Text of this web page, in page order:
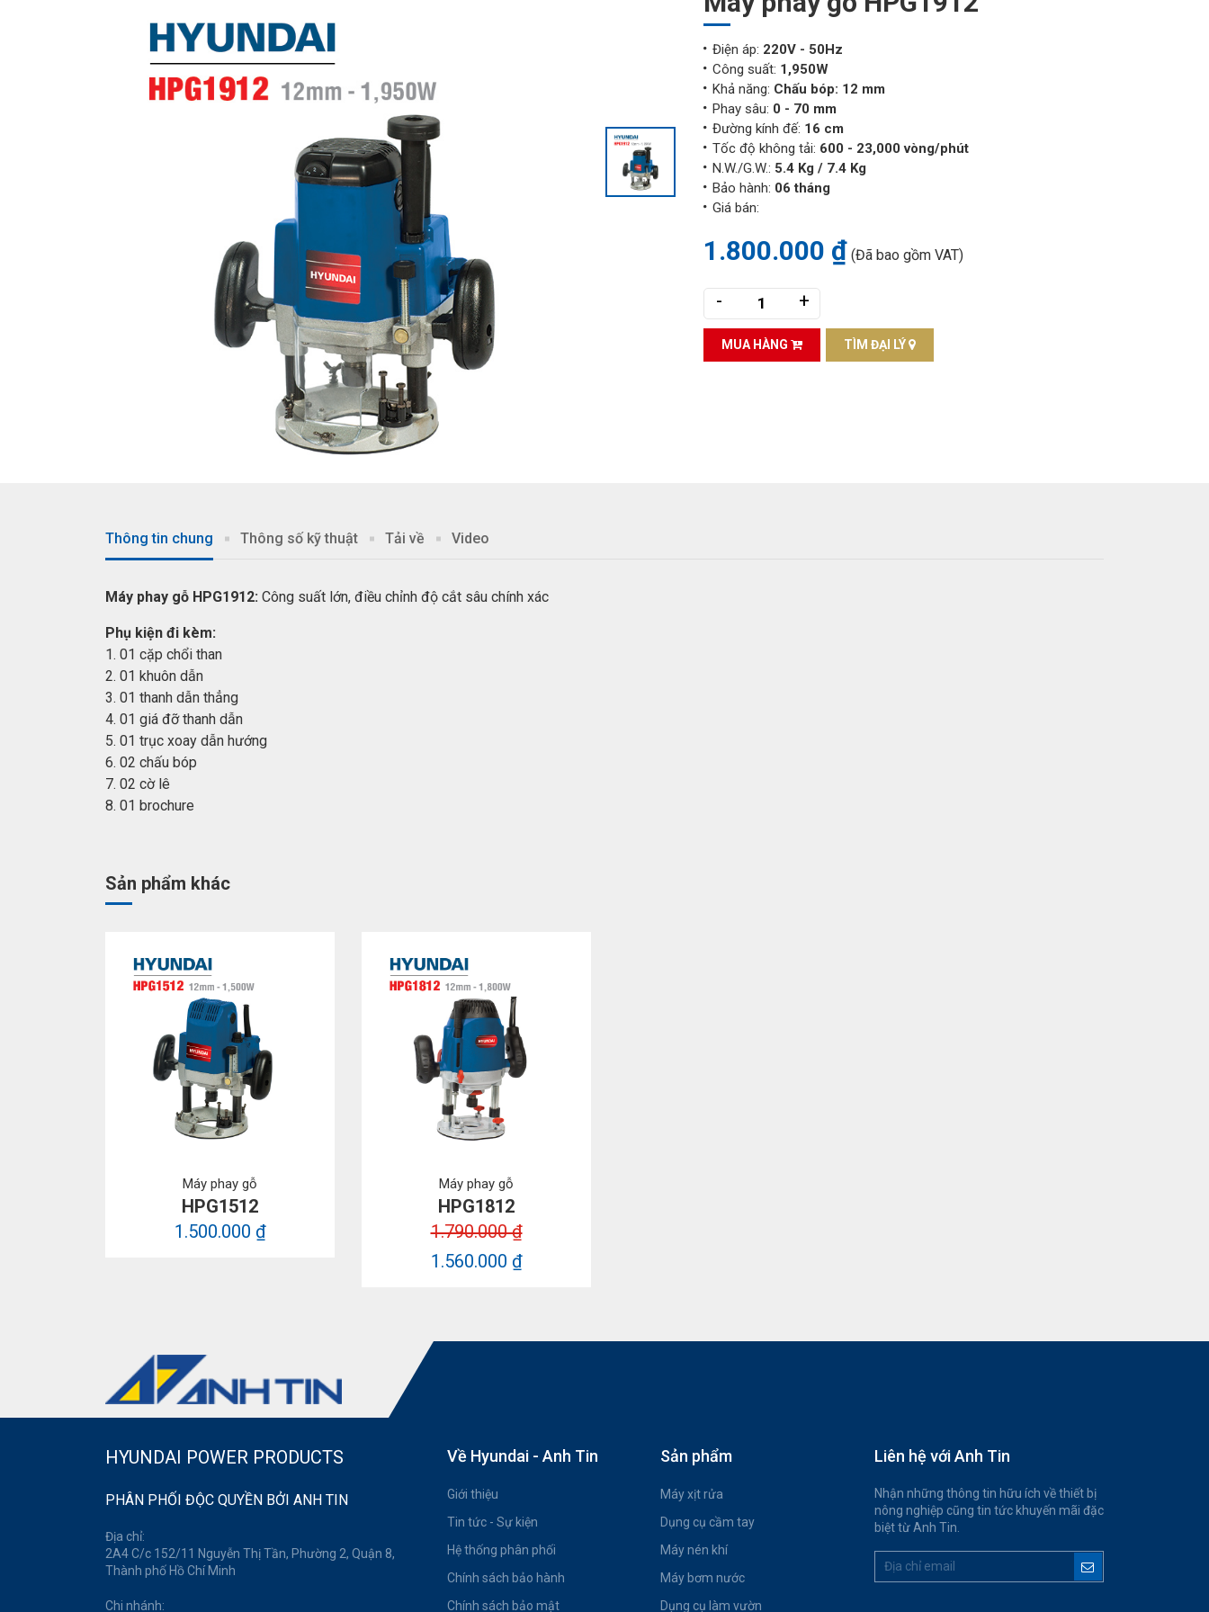
Điện áp: 220V - 50Hz
Công suất: 1,950W
Khả năng: Chấu bóp: 12 mm
Phay sâu: 0 - 70 mm
Đường kính đế: 16 cm
Tốc độ không tải: 600 - 23,000 vòng/phút
N.W./G.W.: 5.4 Kg / 7.4 Kg
Bảo hành: 06 tháng
Giá bán:
1.800.000 ₫ (Đã bao gồm VAT)
- +
MUA HÀNG TÌM ĐẠI LÝ
Thông tin chung Thông số kỹ thuật Tải về Video
Máy phay gỗ HPG1912: Công suất lớn, điều chỉnh độ cắt sâu chính xác
Phụ kiện đi kèm:
1. 01 cặp chổi than
2. 01 khuôn dẫn
3. 01 thanh dẫn thẳng
4. 01 giá đỡ thanh dẫn
5. 01 trục xoay dẫn hướng
6. 02 chấu bóp
7. 02 cờ lê
8. 01 brochure
Sản phẩm khác
Máy phay gỗ
HPG1512
1.500.000 ₫
Máy phay gỗ
HPG1812
1.790.000 ₫
1.560.000 ₫
HYUNDAI POWER PRODUCTS
PHÂN PHỐI ĐỘC QUYỀN BỞI ANH TIN
Địa chỉ:
2A4 C/c 152/11 Nguyễn Thị Tần, Phường 2, Quận 8,
Thành phố Hồ Chí Minh
Chi nhánh:
Về Hyundai - Anh Tin
Giới thiệu
Tin tức - Sự kiện
Hệ thống phân phối
Chính sách bảo hành
Chính sách bảo mật
Sản phẩm
Máy xịt rửa
Dụng cụ cầm tay
Máy nén khí
Máy bơm nước
Dụng cụ làm vườn
Liên hệ với Anh Tin
Nhận những thông tin hữu ích về thiết bị
nông nghiệp cũng tin tức khuyến mãi đặc
biệt từ Anh Tin.